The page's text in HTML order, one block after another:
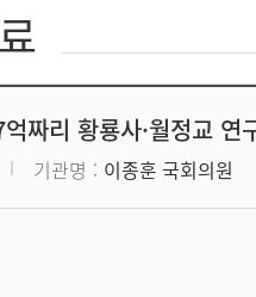
짜리 황룡사·월정교 연
기관명 이종훈 국회의원